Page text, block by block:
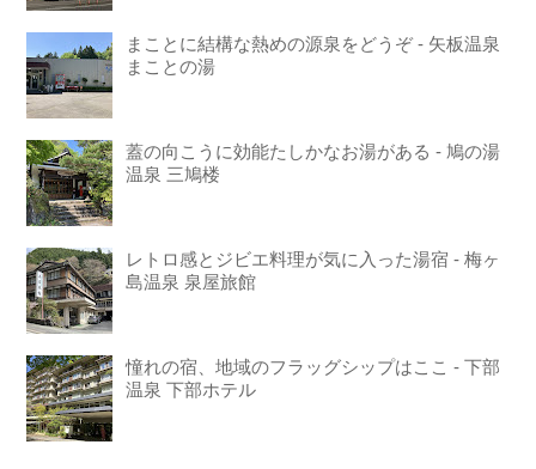
まことに結構な熱めの源泉をどうぞ - 矢板温泉
まことの湯
蓋の向こうに効能たしかなお湯がある - 鳩の湯
温泉 三鳩楼
レトロ感とジビエ料理が気に入った湯宿 - 梅ヶ
島温泉 泉屋旅館
憧れの宿、地域のフラッグシップはここ - 下部
温泉 下部ホテル